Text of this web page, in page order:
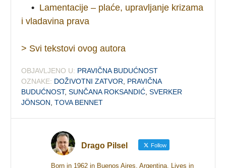
• Lamentacije – plaće, upravljanje krizama
i vladavina prava
> Svi tekstovi ovog autora
OBJAVLJENO U: PRAVIČNA BUDUĆNOST
OZNAKE: DOŽIVOTNI ZATVOR
PRAVIČNA
BUDUĆNOST,SUNČANA ROKSANDIĆ ,SVERKER
JÖNSON ,TOVA BENNET
Drago Pilsel Follow
Born in 1962 in Buenos Aires, Argentina. Lives in